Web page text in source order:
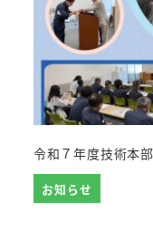
令和７年度技術本
お知らせ